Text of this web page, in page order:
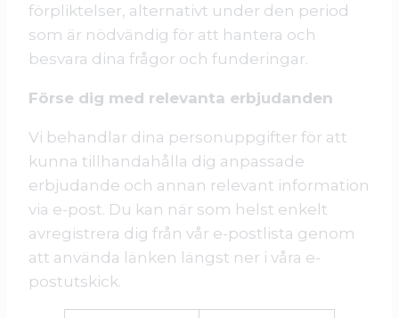
förpliktelser, alternativt under den period
som är nödvändig för att hantera och
besvara dina frågor och funderingar.
Förse dig med relevanta erbjudanden
Vi behandlar dina personuppgifter för att
kunna tillhandahålla dig anpassade
erbjudande och annan relevant information
via e-post. Du kan när som helst enkelt
avregistrera dig från vår e-postlista genom
att använda länken längst ner i våra e-
postutskick.